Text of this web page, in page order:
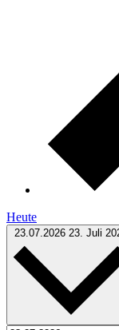
Heute
23.07.2026 23. Juli